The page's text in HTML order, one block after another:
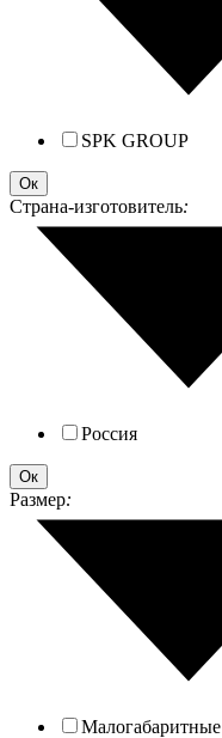
SPK GROUP
Ок
Страна-изготовитель:
Россия
Ок
Размер:
Малогабаритные